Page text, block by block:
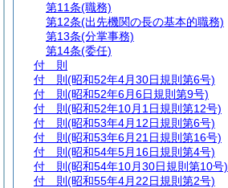
第11条(職務)
第12条(出先機関の長の基本的職務)
第13条(分掌事務)
第14条(委任)
付 則
付 則 (昭和52年4月30日規則第6号)
付 則 (昭和52年6月6日規則第9号)
付 則 (昭和52年10月1日規則第12号)
付 則 (昭和53年4月12日規則第6号)
付 則 (昭和53年6月21日規則第16号)
付 則 (昭和54年5月16日規則第4号)
付 則 (昭和54年10月30日規則第10号)
付 則 (昭和55年4月22日規則第2号)